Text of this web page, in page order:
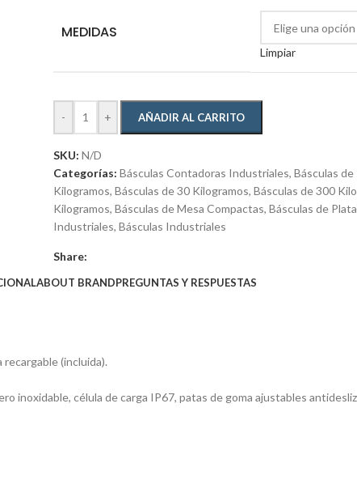
MEDIDAS
Limpiar
- + AÑADIR AL CARRITO
SKU: N/D
Categorías: Básculas Contadoras Industriales, Básculas
Kilogramos, Básculas de 30 Kilogramos, Básculas de 300
Kilogramos, Básculas de Mesa Compactas, Básculas de
Industriales, Básculas Industriales
Share:
ABOUT BRANDPREGUNTAS Y RESPUESTAS
(incluida).
inoxidable, célula de carga IP67, patas de goma ajustables